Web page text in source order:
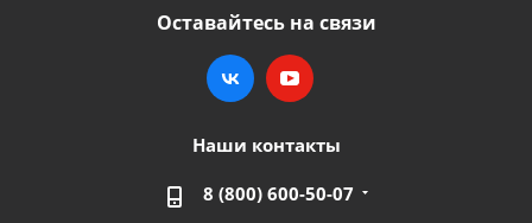
Оставайтесь на связи
Наши контакты
8 (800) 600-50-07